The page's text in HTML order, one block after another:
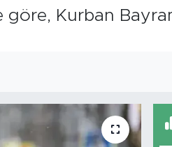
Kurban